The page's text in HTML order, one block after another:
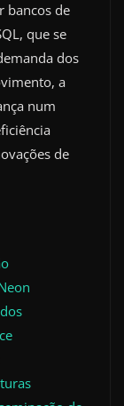
bancos de
que se
dos
a
num
de